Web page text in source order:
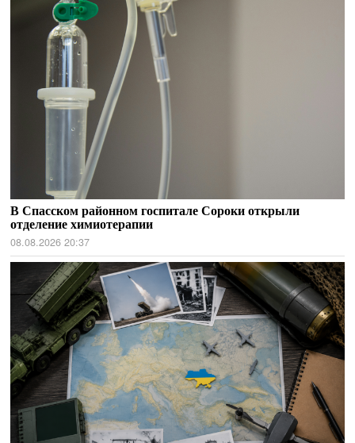
В Спасском районном госпитале Сороки открыли
отделение химиотерапии
08.08.2026 20:37